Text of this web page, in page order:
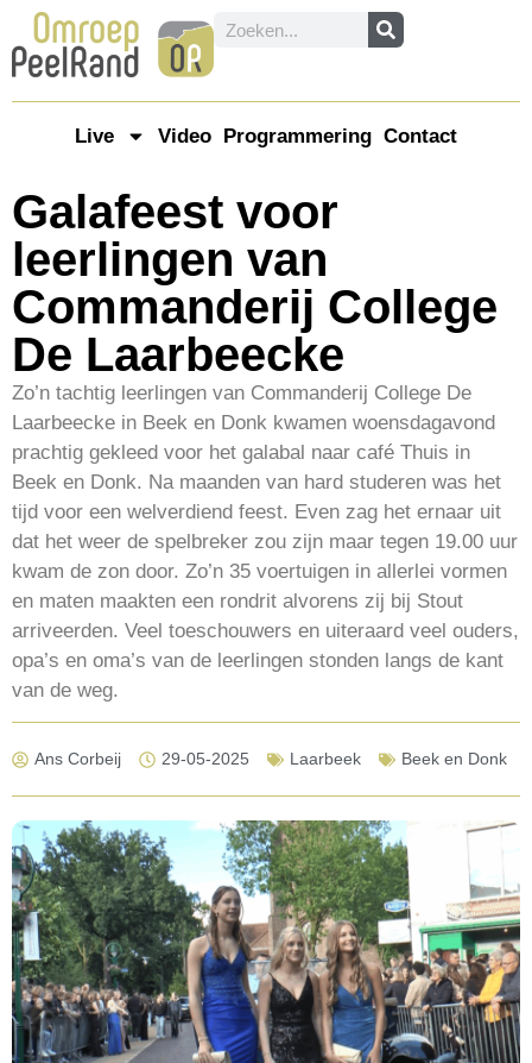
Live Video Programmering Contact
Galafeest voor
leerlingen van
Commanderij College
De Laarbeecke
Zo’n tachtig leerlingen van Commanderij College De
Laarbeecke in Beek en Donk kwamen woensdagavond
prachtig gekleed voor het galabal naar café Thuis in
Beek en Donk. Na maanden van hard studeren was het
tijd voor een welverdiend feest. Even zag het ernaar uit
dat het weer de spelbreker zou zijn maar tegen 19.00 uur
kwam de zon door. Zo’n 35 voertuigen in allerlei vormen
en maten maakten een rondrit alvorens zij bij Stout
arriveerden. Veel toeschouwers en uiteraard veel ouders,
opa’s en oma’s van de leerlingen stonden langs de kant
van de weg.
Ans Corbeij 29-05-2025 Laarbeek Beek en Donk